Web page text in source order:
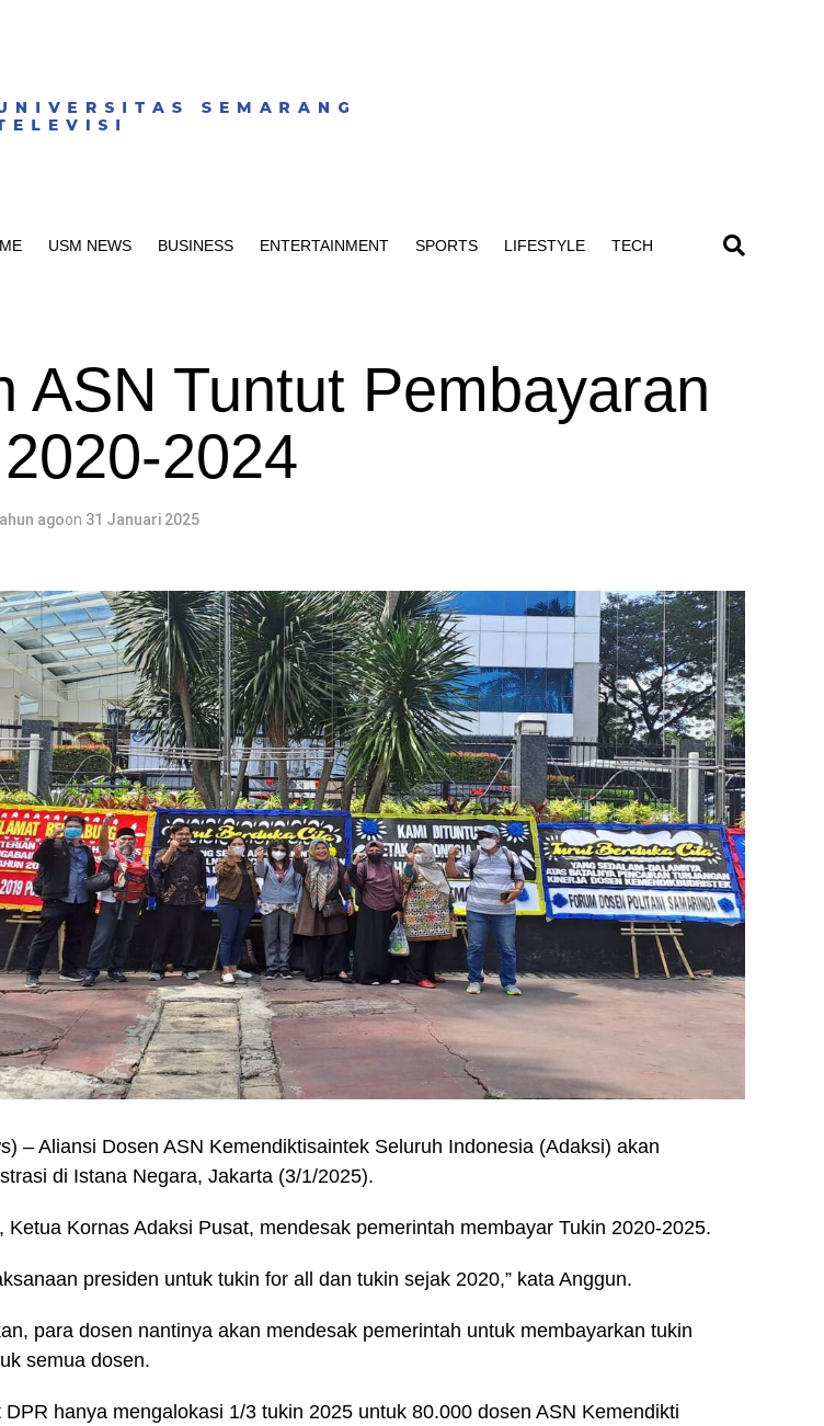
USM NEWS BUSINESS ENTERTAINMENT SPORTS LIFESTYLE TECH
ASN Tuntut Pembayaran
2024
agoon 31 Januari 2025
– Aliansi Dosen ASN Kemendiktisaintek Seluruh Indonesia (Adaksi) akan
di Istana Negara, Jakarta (3/1/2025).
Ketua Kornas Adaksi Pusat, mendesak pemerintah membayar Tukin 2020-2025.
presiden untuk tukin for all dan tukin sejak 2020,” kata Anggun.
para dosen nantinya akan mendesak pemerintah untuk membayarkan tukin
semua dosen.
hanya mengalokasi 1/3 tukin 2025 untuk 80.000 dosen ASN Kemendikti